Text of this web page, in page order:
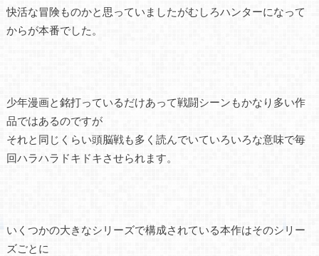
快活な冒険ものかと思っていましたがむしろハンターになって
からが本番でした。
少年漫画と銘打っているだけあって戦闘シーンもかなり多い作
品ではあるのですが
それと同じくらい頭脳戦も多く読んでいていろいろな意味で毎
回ハラハラドキドキさせられます。
いくつかの大きなシリーズで構成されている本作はそのシリー
ズごとに